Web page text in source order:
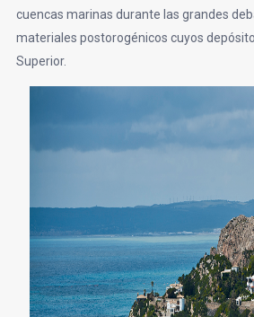
cuencas marinas durante las grandes
materiales postorogénicos cuyos
Superior.